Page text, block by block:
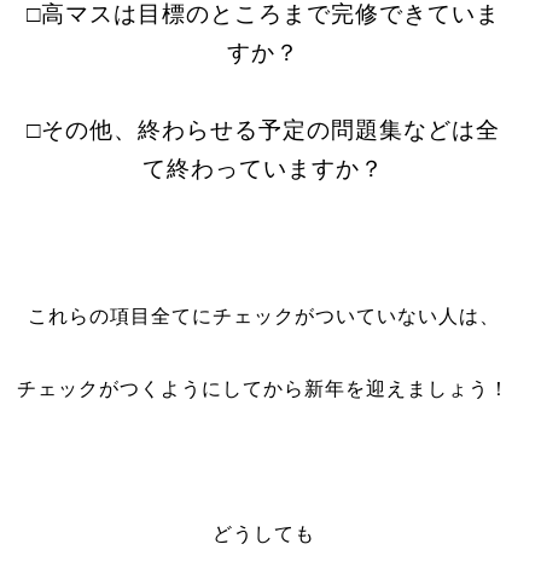
□高マスは目標のところまで完修できていま
すか？
□その他、終わらせる予定の問題集などは全
て終わっていますか？
これらの項目全てにチェックがついていない人は、
チェックがつくようにしてから新年を迎えましょう！
どうしても